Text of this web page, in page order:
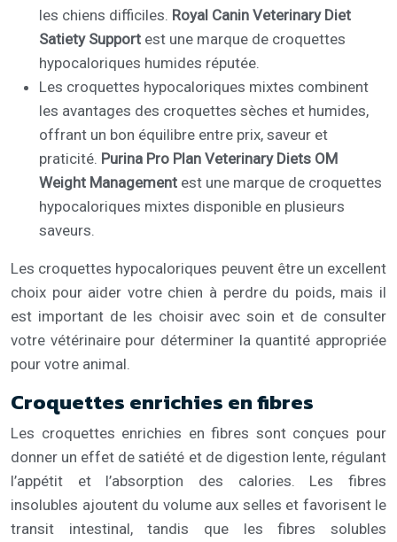
les chiens difficiles. Royal Canin Veterinary Diet
Satiety Support est une marque de croquettes
hypocaloriques humides réputée.
Les croquettes hypocaloriques mixtes combinent
les avantages des croquettes sèches et humides,
offrant un bon équilibre entre prix, saveur et
praticité. Purina Pro Plan Veterinary Diets OM
Weight Management est une marque de croquettes
hypocaloriques mixtes disponible en plusieurs
saveurs.
Les croquettes hypocaloriques peuvent être un excellent
choix pour aider votre chien à perdre du poids, mais il
est important de les choisir avec soin et de consulter
votre vétérinaire pour déterminer la quantité appropriée
pour votre animal.
Croquettes enrichies en fibres
Les croquettes enrichies en fibres sont conçues pour
donner un effet de satiété et de digestion lente, régulant
l’appétit et l’absorption des calories. Les fibres
insolubles ajoutent du volume aux selles et favorisent le
transit intestinal, tandis que les fibres solubles